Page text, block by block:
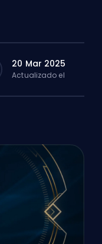
20 Mar 2025
Actualizado el